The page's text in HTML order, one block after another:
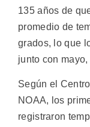
135 años de
promedio de
grados, lo que
junto con
Según el
NOAA, los
registraron